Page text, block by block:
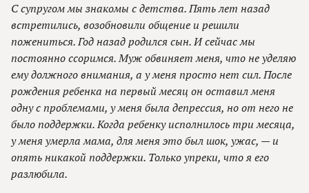
С супругом мы знакомы с детства. Пять лет назад
встретились, возобновили общение и решили
пожениться. Год назад родился сын. И сейчас мы
постоянно ссоримся. Муж обвиняет меня, что не уделяю
ему должного внимания, а у меня просто нет сил. После
рождения ребенка на первый месяц он оставил меня
одну с проблемами, у меня была депрессия, но от него не
было поддержки. Когда ребенку исполнилось три месяца,
у меня умерла мама, для меня это был шок, ужас, — и
опять никакой поддержки. Только упреки, что я его
разлюбила.